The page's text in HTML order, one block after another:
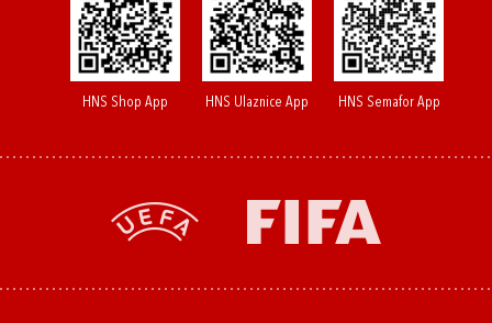
HNS Shop App HNS Ulaznice App HNS Semafor App